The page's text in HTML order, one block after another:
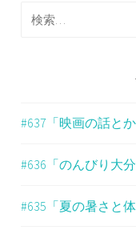
検
索
#637「映画の話とか
#636「のんびり大
#635「夏の暑さと